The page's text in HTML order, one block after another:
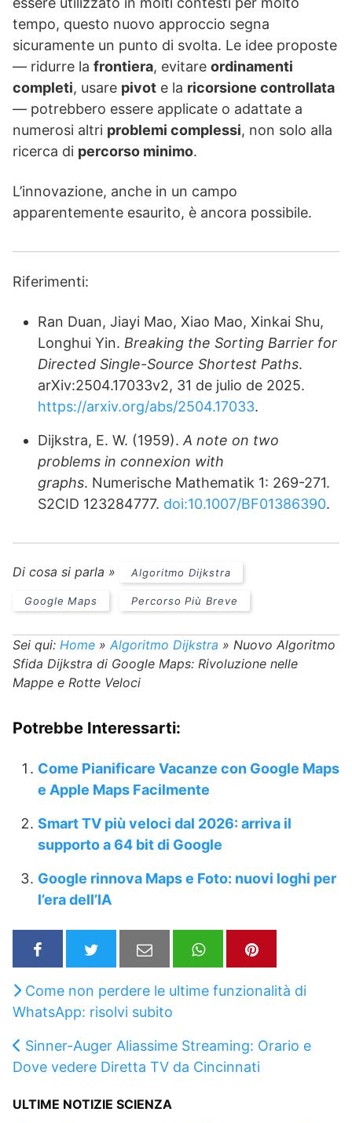
tempo, questo nuovo approccio segna
sicuramente un punto di svolta. Le idee proposte
— ridurre la frontiera, evitare ordinamenti
completi, usare pivot e la ricorsione controllata
— potrebbero essere applicate o adattate a
numerosi altri problemi complessi, non solo alla
ricerca di percorso minimo.
L’innovazione, anche in un campo
apparentemente esaurito, è ancora possibile.
Riferimenti:
Ran Duan, Jiayi Mao, Xiao Mao, Xinkai Shu,
Longhui Yin. Breaking the Sorting Barrier for
Directed Single-Source Shortest Paths.
arXiv:2504.17033v2, 31 de julio de 2025.
https://arxiv.org/abs/2504.17033.
Dijkstra, E. W. (1959). A note on two
problems in connexion with
graphs. Numerische Mathematik 1: 269-271.
S2CID 123284777. doi:10.1007/BF01386390.
Di cosa si parla » Algoritmo Dijkstra
Google Maps Percorso Più Breve
Sei qui: Home » Algoritmo Dijkstra » Nuovo Algoritmo
Sfida Dijkstra di Google Maps: Rivoluzione nelle
Mappe e Rotte Veloci
Potrebbe Interessarti:
Come Pianificare Vacanze con Google Maps
e Apple Maps Facilmente
Smart TV più veloci dal 2026: arriva il
supporto a 64 bit di Google
Google rinnova Maps e Foto: nuovi loghi per
l’era dell’IA
Come non perdere le ultime funzionalità di
WhatsApp: risolvi subito
Sinner-Auger Aliassime Streaming: Orario e
Dove vedere Diretta TV da Cincinnati
ULTIME NOTIZIE SCIENZA